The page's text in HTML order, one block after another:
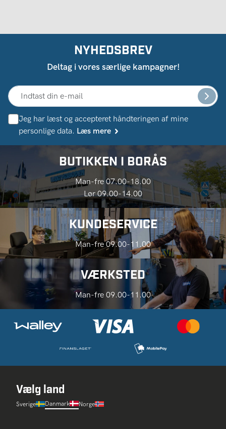
NYHEDSBREV
Deltag i vores særlige kampagner!
Jeg har læst og accepteret håndteringen af ​​mine
personlige data. Læs mere
BUTIKKEN I BORÅS
Man-fre 07.00-18.00
Lør 09.00-14.00
KUNDESERVICE
Man-fre 09.00-11.00
VÆRKSTED
Man-fre 09.00-11.00
Vælg land
Sverige Danmark Norge